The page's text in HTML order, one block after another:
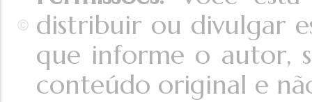
distribuir ou divulgar
que informe o autor,
conteúdo original e